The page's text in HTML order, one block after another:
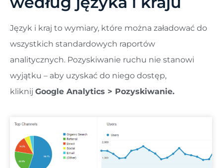
Język i kraj to wymiary, które można załadować do
wszystkich standardowych raportów
analitycznych. Pozyskiwanie ruchu nie stanowi
wyjątku – aby uzyskać do niego dostęp,
kliknij Google Analytics > Pozyskiwanie.